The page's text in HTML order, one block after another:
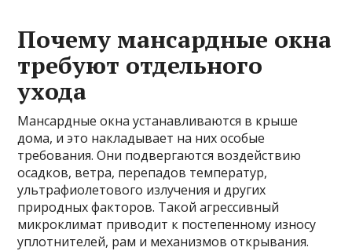
Почему мансардные окна
требуют отдельного
ухода
Мансардные окна устанавливаются в крыше
дома, и это накладывает на них особые
требования. Они подвергаются воздействию
осадков, ветра, перепадов температур,
ультрафиолетового излучения и других
природных факторов. Такой агрессивный
микроклимат приводит к постепенному износу
уплотнителей, рам и механизмов открывания.